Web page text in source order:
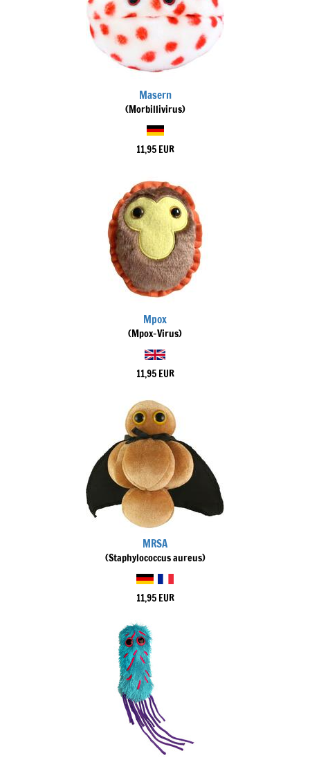
Masern
(Morbillivirus)
11,95 EUR
Mpox
(Mpox-Virus)
11,95 EUR
MRSA
(Staphylococcus aureus)
11,95 EUR